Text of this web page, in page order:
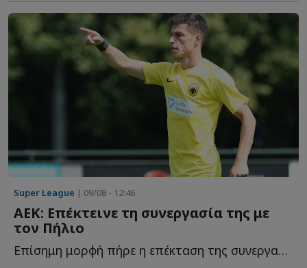
Super League | 09/08 - 12:46
ΑΕΚ: Επέκτεινε τη συνεργασία της με
τον Πήλιο
Επίσημη μορφή πήρε η επέκταση της συνεργασίας της ΑΕΚ μ...